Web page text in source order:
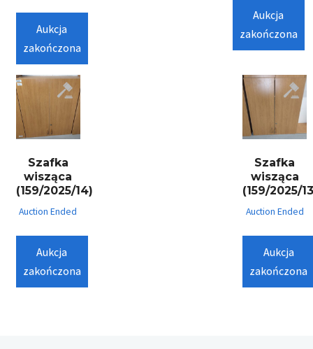
Aukcja
zakończona
Aukcja
zakończona
Szafka
wisząca
(159/2025/14)
Auction Ended
Aukcja
zakończona
Szafka
wisząca
(159/2025/
Auction Ended
Aukcja
zakończona